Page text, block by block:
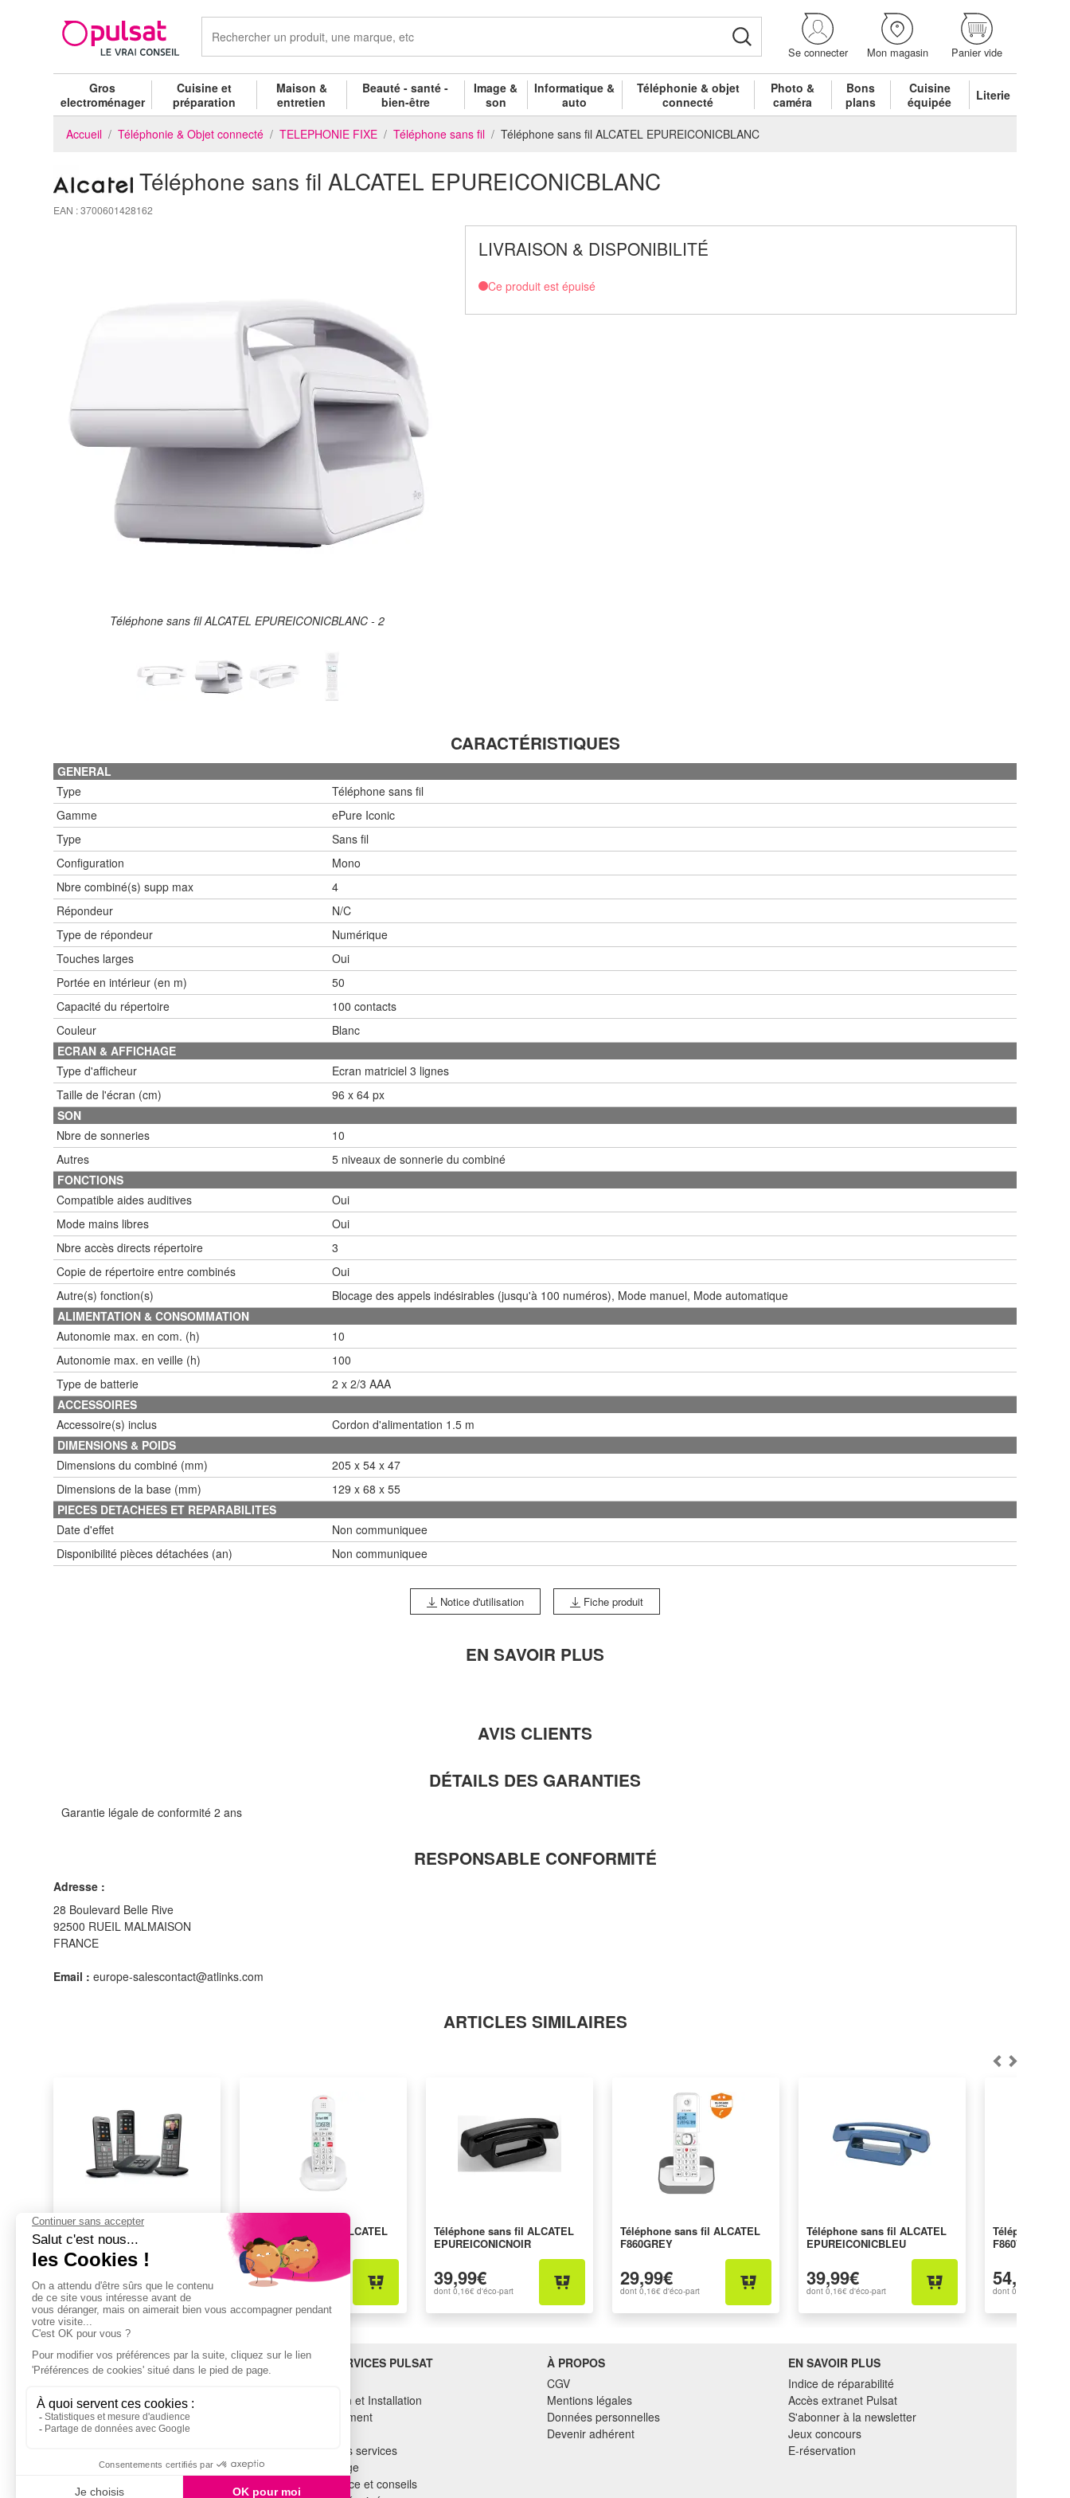
Se connecter Mon magasin Panier vide
Gros
electroménager
Cuisine et
préparation
Maison &
entretien
Beauté - santé -
bien-être
Image &
son
Informatique &
auto
Téléphonie & objet
connecté
Photo &
caméra
Bons
plans
Cuisine
équipée
Literie
Accueil Téléphonie & Objet connecté TELEPHONIE FIXE Téléphone sans fil Téléphone sans fil ALCATEL EPUREICONICBLANC
Téléphone sans fil ALCATEL EPUREICONICBLANC
EAN : 3700601428162
Téléphone sans fil ALCATEL EPUREICONICBLANC - 2
LIVRAISON & DISPONIBILITÉ
Ce produit est épuisé
CARACTÉRISTIQUES
GENERAL
Type
Téléphone sans fil
Gamme
ePure Iconic
Type
Sans fil
Configuration
Mono
Nbre combiné(s) supp max
4
Répondeur
N/C
Type de répondeur
Numérique
Touches larges
Oui
Portée en intérieur (en m)
50
Capacité du répertoire
100 contacts
Couleur
Blanc
ECRAN & AFFICHAGE
Type d'afficheur
Ecran matriciel 3 lignes
Taille de l'écran (cm)
96 x 64 px
SON
Nbre de sonneries
10
Autres
5 niveaux de sonnerie du combiné
FONCTIONS
Compatible aides auditives
Oui
Mode mains libres
Oui
Nbre accès directs répertoire
3
Copie de répertoire entre combinés
Oui
Autre(s) fonction(s)
Blocage des appels indésirables (jusqu'à 100 numéros), Mode manuel, Mode automatique
ALIMENTATION & CONSOMMATION
Autonomie max. en com. (h)
10
Autonomie max. en veille (h)
100
Type de batterie
2 x 2/3 AAA
ACCESSOIRES
Accessoire(s) inclus
Cordon d'alimentation 1.5 m
DIMENSIONS & POIDS
Dimensions du combiné (mm)
205 x 54 x 47
Dimensions de la base (mm)
129 x 68 x 55
PIECES DETACHEES ET REPARABILITES
Date d'effet
Non communiquee
Disponibilité pièces détachées (an)
Non communiquee
Notice d'utilisation Fiche produit
EN SAVOIR PLUS
AVIS CLIENTS
DÉTAILS DES GARANTIES
Garantie légale de conformité 2 ans
RESPONSABLE CONFORMITÉ
Adresse :
28 Boulevard Belle Rive
92500 RUEIL MALMAISON
FRANCE
Email : europe-salescontact@atlinks.com
ARTICLES SIMILAIRES
Telephone sans fil GIGASET
SIEMENS GIGA CL 660 A
TRIO ANTHRACITE
149,99€
dont0,16€d'éco-part
Téléphone sans fil ALCATEL
XL685BLANC
34,99€
dont0,16€
Téléphone sans fil ALCATEL
EPUREICONICNOIR
39,99€
dont 0,16€ d'éco-part
Téléphone sans fil ALCATEL
F860GREY
29,99€
dont 0,16€ d'éco-part
Téléphone sans fil ALCATEL
EPUREICONICBLEU
39,99€
dont 0,16€ d'éco-part
Téléphone
54,99€
dont 0,16€
BESOIN D'AIDE ?
TROUVEZ-NOUS !
LES SERVICES PULSAT
Livraison et Installation
Financement
Tous nos services
Recyclage
Assistance et conseils
À PROPOS
CGV
Mentions légales
Données personnelles
Devenir adhérent
EN SAVOIR PLUS
Indice de réparabilité
Accès extranet Pulsat
S'abonner à la newsletter
Jeux concours
E-réservation